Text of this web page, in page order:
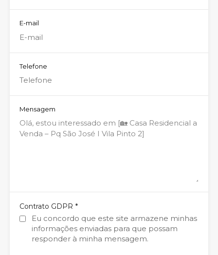
E-mail
Telefone
Mensagem
Contrato GDPR *
Eu concordo que este site armazene minhas
informações enviadas para que possam
responder à minha mensagem.